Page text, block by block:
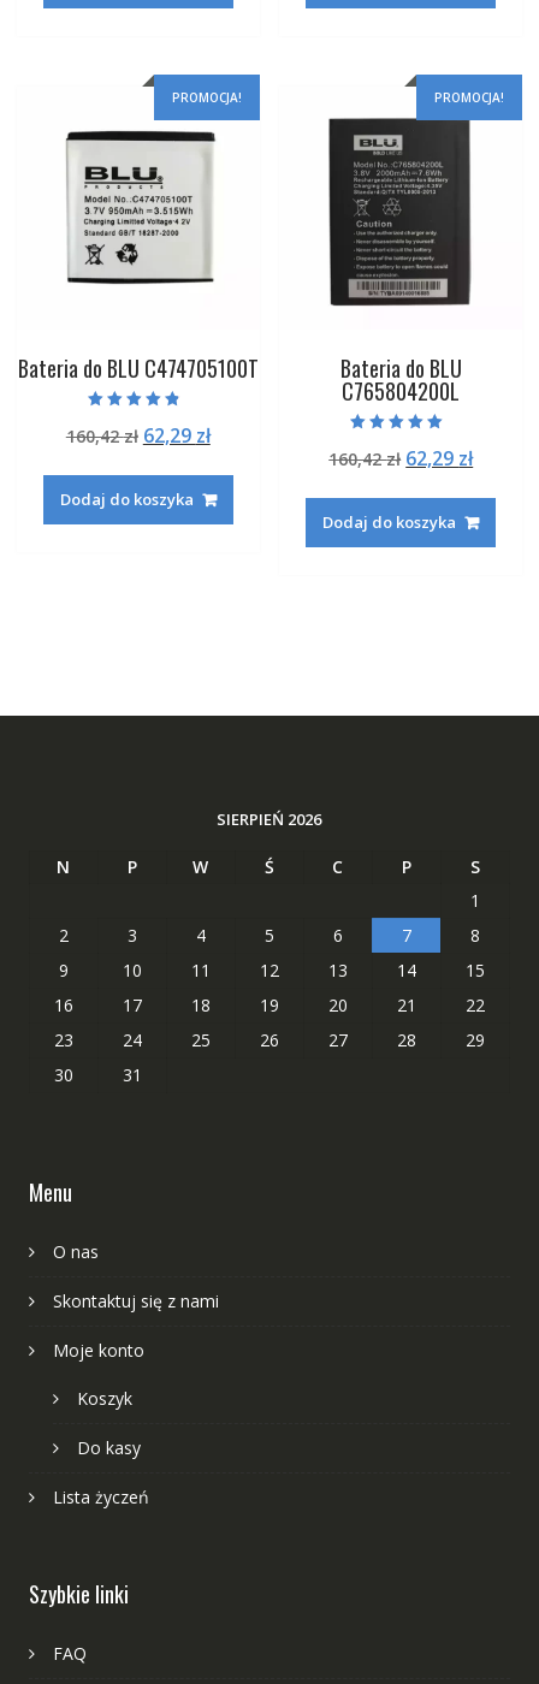
PROMOCJA!
Bateria do BLU C474705100T
4.50
na 5
160,42zł Pierwotna
wynosiła:
160,42 zł.
62,29 złAktualna
62,29 zł.
Dodaj do koszyka
PROMOCJA!
Bateria do BLU
C765804200L
5.00
na 5
160,42zł Pierwotna
wynosiła:
160,42 zł.
62,29 zł
62,29
Dodaj do koszyka
SIERPIEŃ 2026
N P W Ś C P
S
1
2
3 4 5 6 7
8
9
10 11 12 13 14
15
16
17 18 19 20 21
22
23
24 25 26 27 28
29
30
31
Menu
O nas
Skontaktuj się z nami
Moje konto
Koszyk
Do kasy
Lista życzeń
Szybkie linki
FAQ